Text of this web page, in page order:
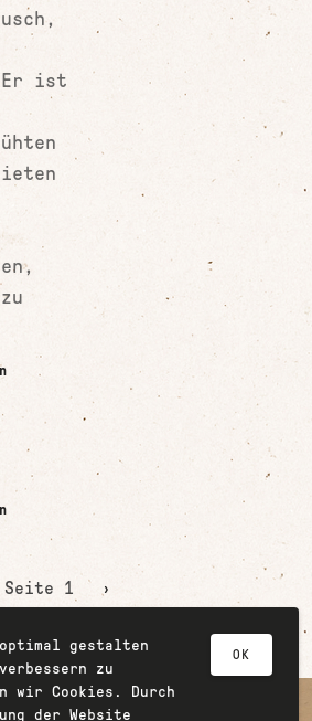
Er ist
Seite 1
Nächste
Bähler Dropa AG
optimal gestalten
zu
wir Cookies. Durch
der Website
OK